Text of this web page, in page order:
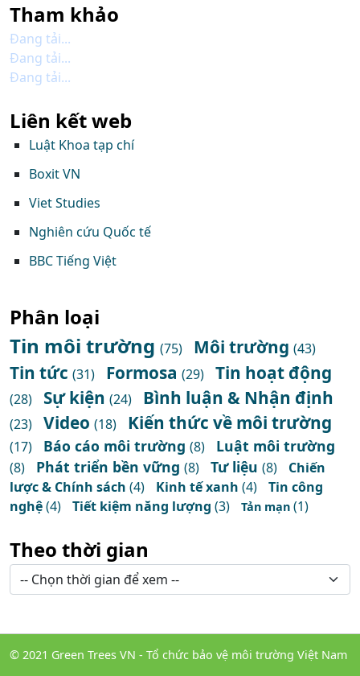
Tham khảo
Đang tải...
Đang tải...
Đang tải...
Liên kết web
Luật Khoa tạp chí
Boxit VN
Viet Studies
Nghiên cứu Quốc tế
BBC Tiếng Việt
Phân loại
Tin môi trường (75) Môi trường (43)
Tin tức (31) Formosa (29) Tin hoạt động
(28) Sự kiện (24) Bình luận & Nhận định
(23) Video (18) Kiến thức về môi trường
(17) Báo cáo môi trường (8) Luật môi trường
(8) Phát triển bền vững (8) Tư liệu (8)
Chiến
lược & Chính sách (4) Kinh tế xanh (4)
Tin công
nghệ(4) Tiết kiệm năng lượng (3) Tản mạn (1)
Theo thời gian
© 2021 Green Trees VN - Tổ chức bảo vệ môi trường Việt Nam